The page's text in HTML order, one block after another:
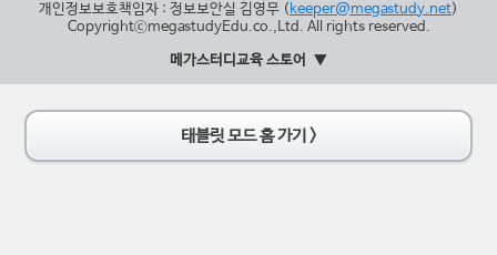
개인정보보호책임자 : 정보보안실 김영무 (keeper@megastudy.net)
CopyrightⓒmegastudyEdu.co.,Ltd. All rights reserved.
메가스터디교육 스토어
태블릿 모드 홈 가기 >